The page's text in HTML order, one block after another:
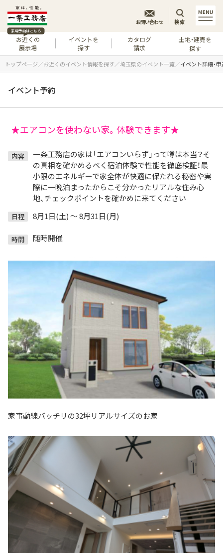
来場予約はこちら
お近くの
展示場
イベントを
探す
カタログ
請求
土地・建売を
探す
お問い合わせ 検索
トップページ お近くのイベント情報を探す 埼玉県のイベント一覧 イベント詳細・
イベント予約
★エアコンを使わない家。体験できます★
内容
一条工務店の家は「エアコンいらず」って噂は本当？そ
の真相を確かめるべく宿泊体験で性能を徹底検証！最
小限のエネルギーで家全体が快適に保たれる秘密や実
際に一晩泊まったからこそ分かったリアルな住み心
地、チェックポイントを確かめに来てください
日程 8月1日(土) ～ 8月31日(月)
時間 随時開催
家事動線バッチリの32坪リアルサイズのお家